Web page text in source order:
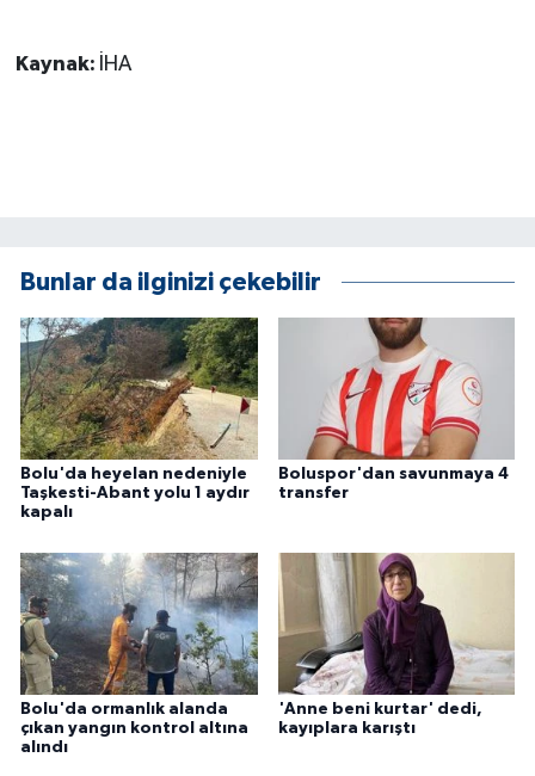
Kaynak: İHA
Bunlar da ilginizi çekebilir
Bolu'da heyelan nedeniyle
Taşkesti-Abant yolu 1 aydır
kapalı
Boluspor'dan savunmaya 4
transfer
Bolu'da ormanlık alanda
çıkan yangın kontrol altına
alındı
'Anne beni kurtar' dedi,
kayıplara karıştı